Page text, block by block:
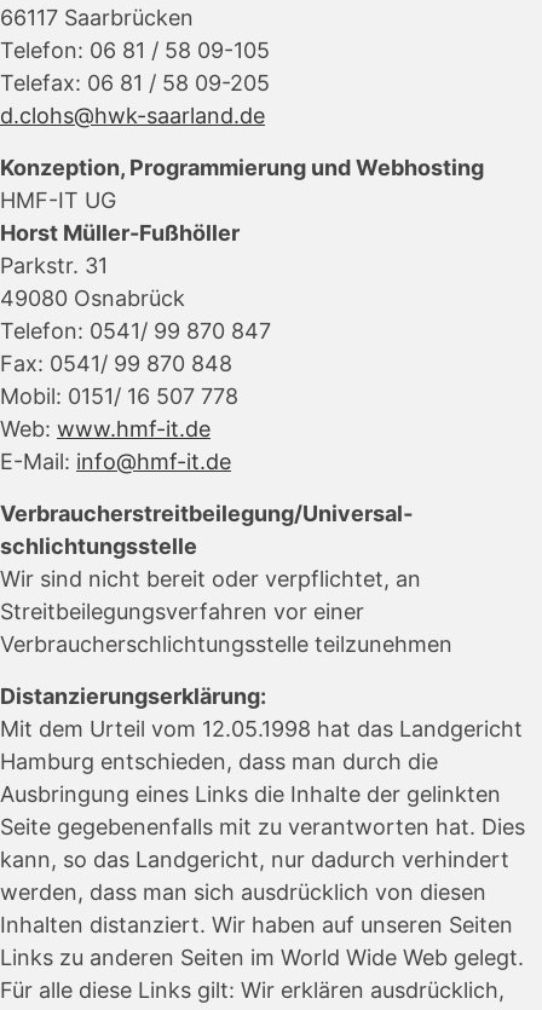
66117 Saarbrücken
Telefon: 06 81 / 58 09-105
Telefax: 06 81 / 58 09-205
d.clohs@hwk-saarland.de
Konzeption, Programmierung und Webhosting
HMF-IT UG
Horst Müller-Fußhöller
Parkstr. 31
49080 Osnabrück
Telefon: 0541/ 99 870 847
Fax: 0541/ 99 870 848
Mobil: 0151/ 16 507 778
Web: www.hmf-it.de
E-Mail: info@hmf-it.de
Verbraucher­streit­beilegung/Universal­
schlichtungs­stelle
Wir sind nicht bereit oder verpflichtet, an
Streitbeilegungsverfahren vor einer
Verbraucherschlichtungsstelle teilzunehmen
Distanzierungserklärung:
Mit dem Urteil vom 12.05.1998 hat das Landgericht
Hamburg entschieden, dass man durch die
Ausbringung eines Links die Inhalte der gelinkten
Seite gegebenenfalls mit zu verantworten hat. Dies
kann, so das Landgericht, nur dadurch verhindert
werden, dass man sich ausdrücklich von diesen
Inhalten distanziert. Wir haben auf unseren Seiten
Links zu anderen Seiten im World Wide Web gelegt.
Für alle diese Links gilt: Wir erklären ausdrücklich,